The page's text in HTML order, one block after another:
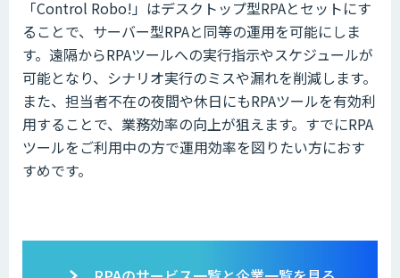
「Control Robo!」はデスクトップ型RPAとセットにす
ることで、サーバー型RPAと同等の運用を可能にしま
す。遠隔からRPAツールへの実行指示やスケジュールが
可能となり、シナリオ実行のミスや漏れを削減します。
また、担当者不在の夜間や休日にもRPAツールを有効利
用することで、業務効率の向上が狙えます。すでにRPA
ツールをご利用中の方で運用効率を図りたい方におす
すめです。